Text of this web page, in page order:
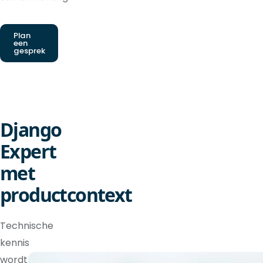
Plan
een
gesprek
Django
Expert
met
productcontext
Technische
kennis
wordt